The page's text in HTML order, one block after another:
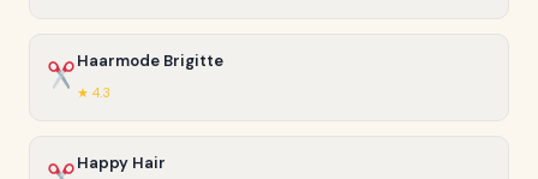
Haarmode Brigitte
★ 4.3
Happy Hair